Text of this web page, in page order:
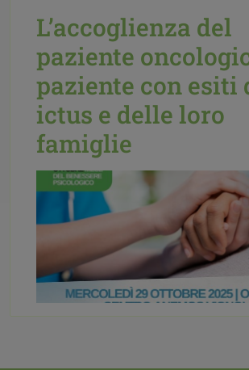
Pubblicato il: 06 Ottobre 2025
come:Eventi, Mediazione
News|accoglienza, avv. Michela
Morandi, luogo neutro e riservato,
mediazione familiare,
L’accoglienza del
paziente
paziente con esiti
ictus e delle loro
famiglie